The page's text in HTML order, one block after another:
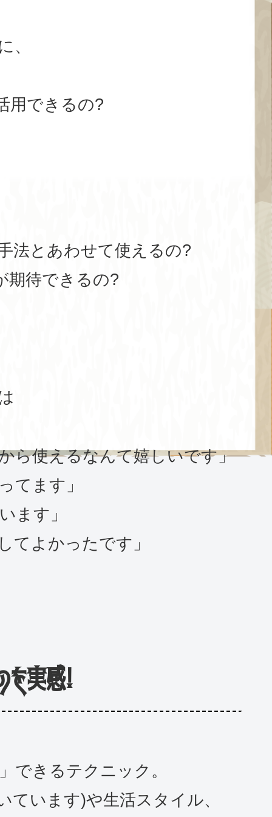
、
用できるの?
法とあわせて使えるの?
期待できるの?
ら使えるなんて嬉しいです」
てます」
ます」
てよかったです」
を実感!
できるテクニック。
います)や生活スタイル、